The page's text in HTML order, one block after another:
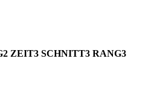
ZEIT3 SCHNITT3 RANG3